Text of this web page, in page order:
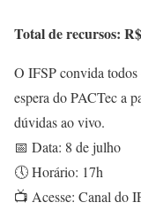
Total de recursos:
O IFSP convida todos
espera do PACTec a
dúvidas ao vivo.
📅 Data: 8 de julho
🕔 Horário: 17h
📺 Acesse: Canal do